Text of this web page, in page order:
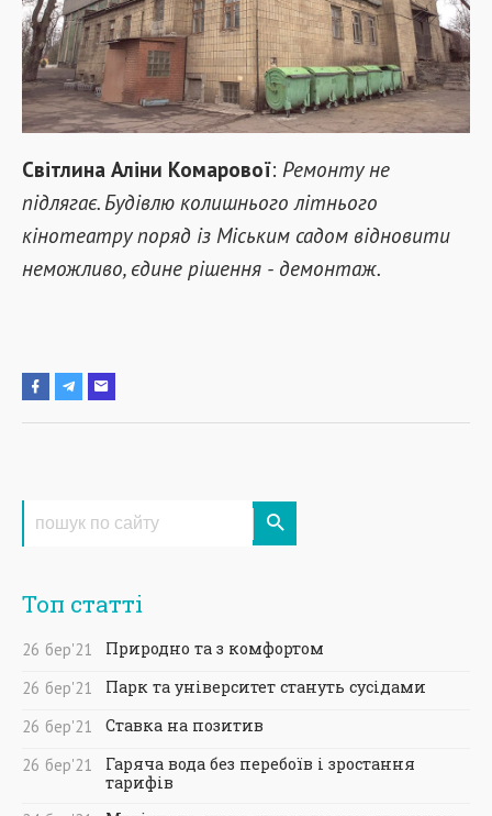
Світлина Аліни Комарової: Ремонту не
підлягає. Будівлю колишнього літнього
кінотеатру поряд із Міським садом відновити
неможливо, єдине рішення - демонтаж.
Топ статті
26 бер'21
Природно та з комфортом
26 бер'21
Парк та університет стануть сусідами
26 бер'21
Ставка на позитив
26 бер'21
Гаряча вода без перебоїв і зростання
тарифів